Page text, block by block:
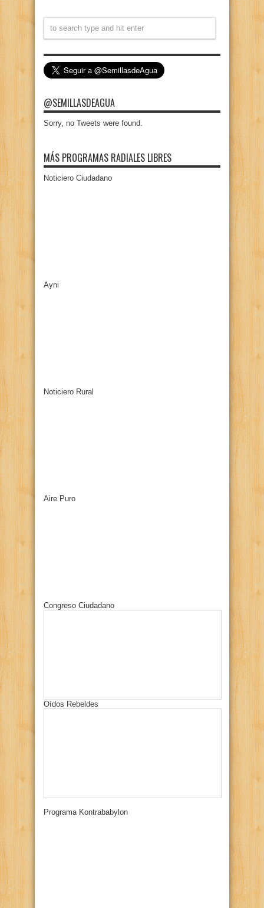
@SEMILLASDEAGUA
Sorry, no Tweets were found.
MÁS PROGRAMAS RADIALES LIBRES
Noticiero Ciudadano
Ayni
Noticiero Rural
Aire Puro
Congreso Ciudadano
Oídos Rebeldes
Programa Kontrababylon